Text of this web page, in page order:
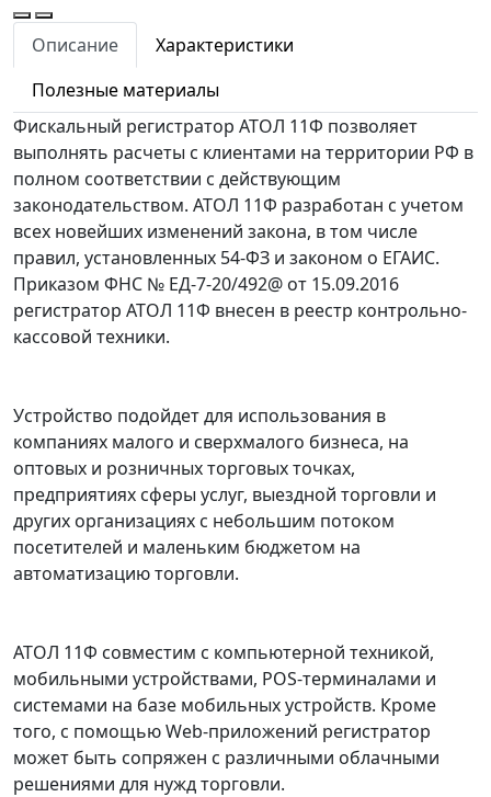
Описание
Характеристики
Полезные материалы
Фискальный регистратор АТОЛ 11Ф позволяет
выполнять расчеты с клиентами на территории РФ в
полном соответствии с действующим
законодательством. АТОЛ 11Ф разработан с учетом
всех новейших изменений закона, в том числе
правил, установленных 54-ФЗ и законом о ЕГАИС.
Приказом ФНС № ЕД-7-20/492@ от 15.09.2016
регистратор АТОЛ 11Ф внесен в реестр контрольно-
кассовой техники.
Устройство подойдет для использования в
компаниях малого и сверхмалого бизнеса, на
оптовых и розничных торговых точках,
предприятиях сферы услуг, выездной торговли и
других организациях с небольшим потоком
посетителей и маленьким бюджетом на
автоматизацию торговли.
АТОЛ 11Ф совместим с компьютерной техникой,
мобильными устройствами, POS-терминалами и
системами на базе мобильных устройств. Кроме
того, с помощью Web-приложений регистратор
может быть сопряжен с различными облачными
решениями для нужд торговли.